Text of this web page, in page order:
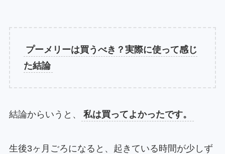
プーメリーは買うべき？実際に使って感じ
た結論
結論からいうと、 私は買ってよかったです。
生後3ヶ月ごろになると、起きている時間が少しず